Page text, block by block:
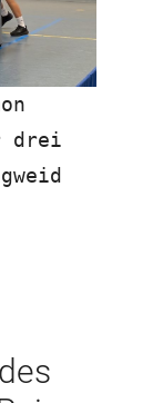
drei
des